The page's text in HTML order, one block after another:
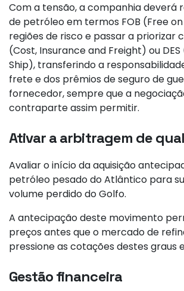
Com a tensão, a companhia deverá
de petróleo em termos FOB (Free
regiões de risco e passar a priorizar
(Cost, Insurance and Freight) ou
Ship), transferindo a
frete e dos prêmios de seguro de
fornecedor, sempre que a
contraparte assim permitir.
Ativar a arbitragem de
Avaliar o início da aquisição
petróleo pesado do Atlântico para
volume perdido do Golfo.
A antecipação deste movimento
preços antes que o mercado de
pressione as cotações destes graus
Gestão financeira